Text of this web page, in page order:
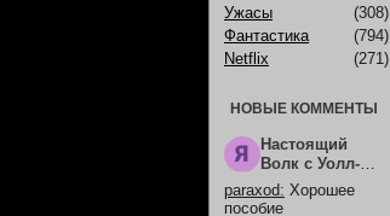
Ужасы
(308)
Фантастика
(794)
Netflix
(271)
НОВЫЕ КОММЕНТЫ
Настоящий
Волк с Уолл-
Стрит (2026)
paraxod: Хорошее
пособие